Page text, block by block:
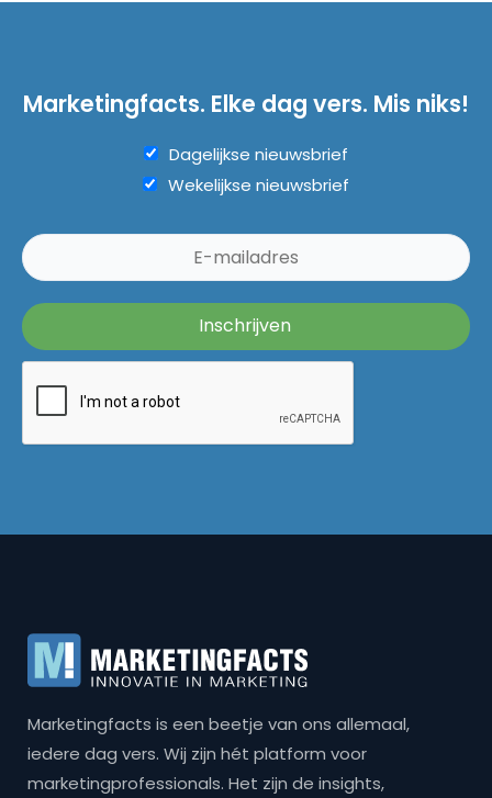
Marketingfacts. Elke dag vers. Mis niks!
Dagelijkse nieuwsbrief
Wekelijkse nieuwsbrief
Marketingfacts is een beetje van ons allemaal,
iedere dag vers. Wij zijn hét platform voor
marketingprofessionals. Het zijn de insights,